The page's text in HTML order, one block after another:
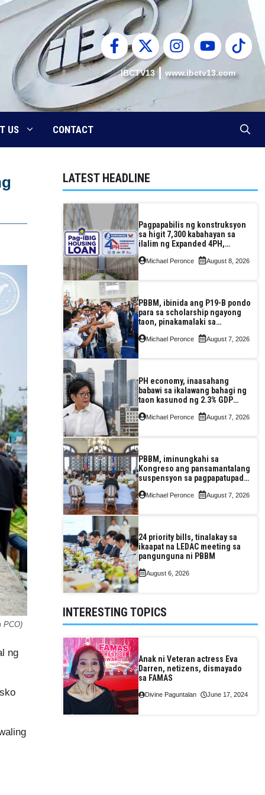
IBCTV13 www.ibctv13.com
US CONTACT
PCO)
ng
LATEST HEADLINE
Pagpapabilis ng konstruksyon
sa higit 7,300 kabahayan sa
ilalim ng Expanded 4PH,
ng Pag-IBIG at P.A. Alvarez
Michael Peronce August 8, 2026
PBBM, ibinida ang P19-B pondo
para sa scholarship ngayong
taon, pinakamalaki sa
Michael Peronce August 7, 2026
PH economy, inaasahang
babawi sa ikalawang bahagi ng
taon kasunod ng 2.3% GDP
pagkaantala ng public
Michael Peronce August 7, 2026
PBBM, iminungkahi sa
Kongreso ang pansamantalang
suspensyon sa pagpapatupad
Assessment Reform Act
Michael Peronce August 7, 2026
24 priority bills, tinalakay sa
ikaapat na LEDAC meeting sa
pangunguna ni PBBM
August 6, 2026
INTERESTING TOPICS
Anak ni Veteran actress Eva
Darren, netizens, dismayado
sa FAMAS
Divine Paguntalan June 17, 2024